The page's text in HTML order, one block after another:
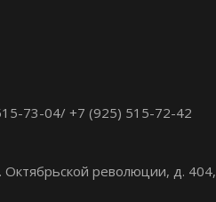
73-04/ +7 (925) 515-72-42
Октябрьской революции, д. 404,